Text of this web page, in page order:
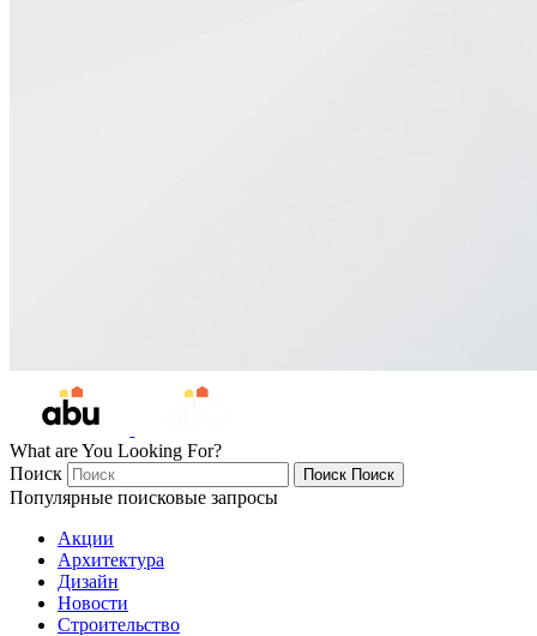
What are You Looking For?
Поиск
Поиск Поиск
Популярные поисковые запросы
Акции
Архитектура
Дизайн
Новости
Строительство